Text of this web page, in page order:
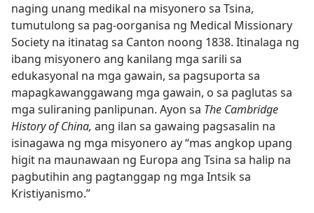
naging unang medikal na misyonero sa Tsina,
tumutulong sa pag-oorganisa ng Medical Missionary
Society na itinatag sa Canton noong 1838. Itinalaga ng
ibang misyonero ang kanilang mga sarili sa
edukasyonal na mga gawain, sa pagsuporta sa
mapagkawanggawang mga gawain, o sa paglutas sa
mga suliraning panlipunan. Ayon sa The Cambridge
History of China, ang ilan sa gawaing pagsasalin na
isinagawa ng mga misyonero ay “mas angkop upang
higit na maunawaan ng Europa ang Tsina sa halip na
pagbutihin ang pagtanggap ng mga Intsik sa
Kristiyanismo.”